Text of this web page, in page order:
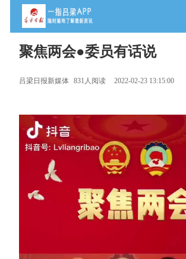
聚焦两会●委员有话说
吕梁日报新媒体 831人阅读 2022-02-23 13:15:00